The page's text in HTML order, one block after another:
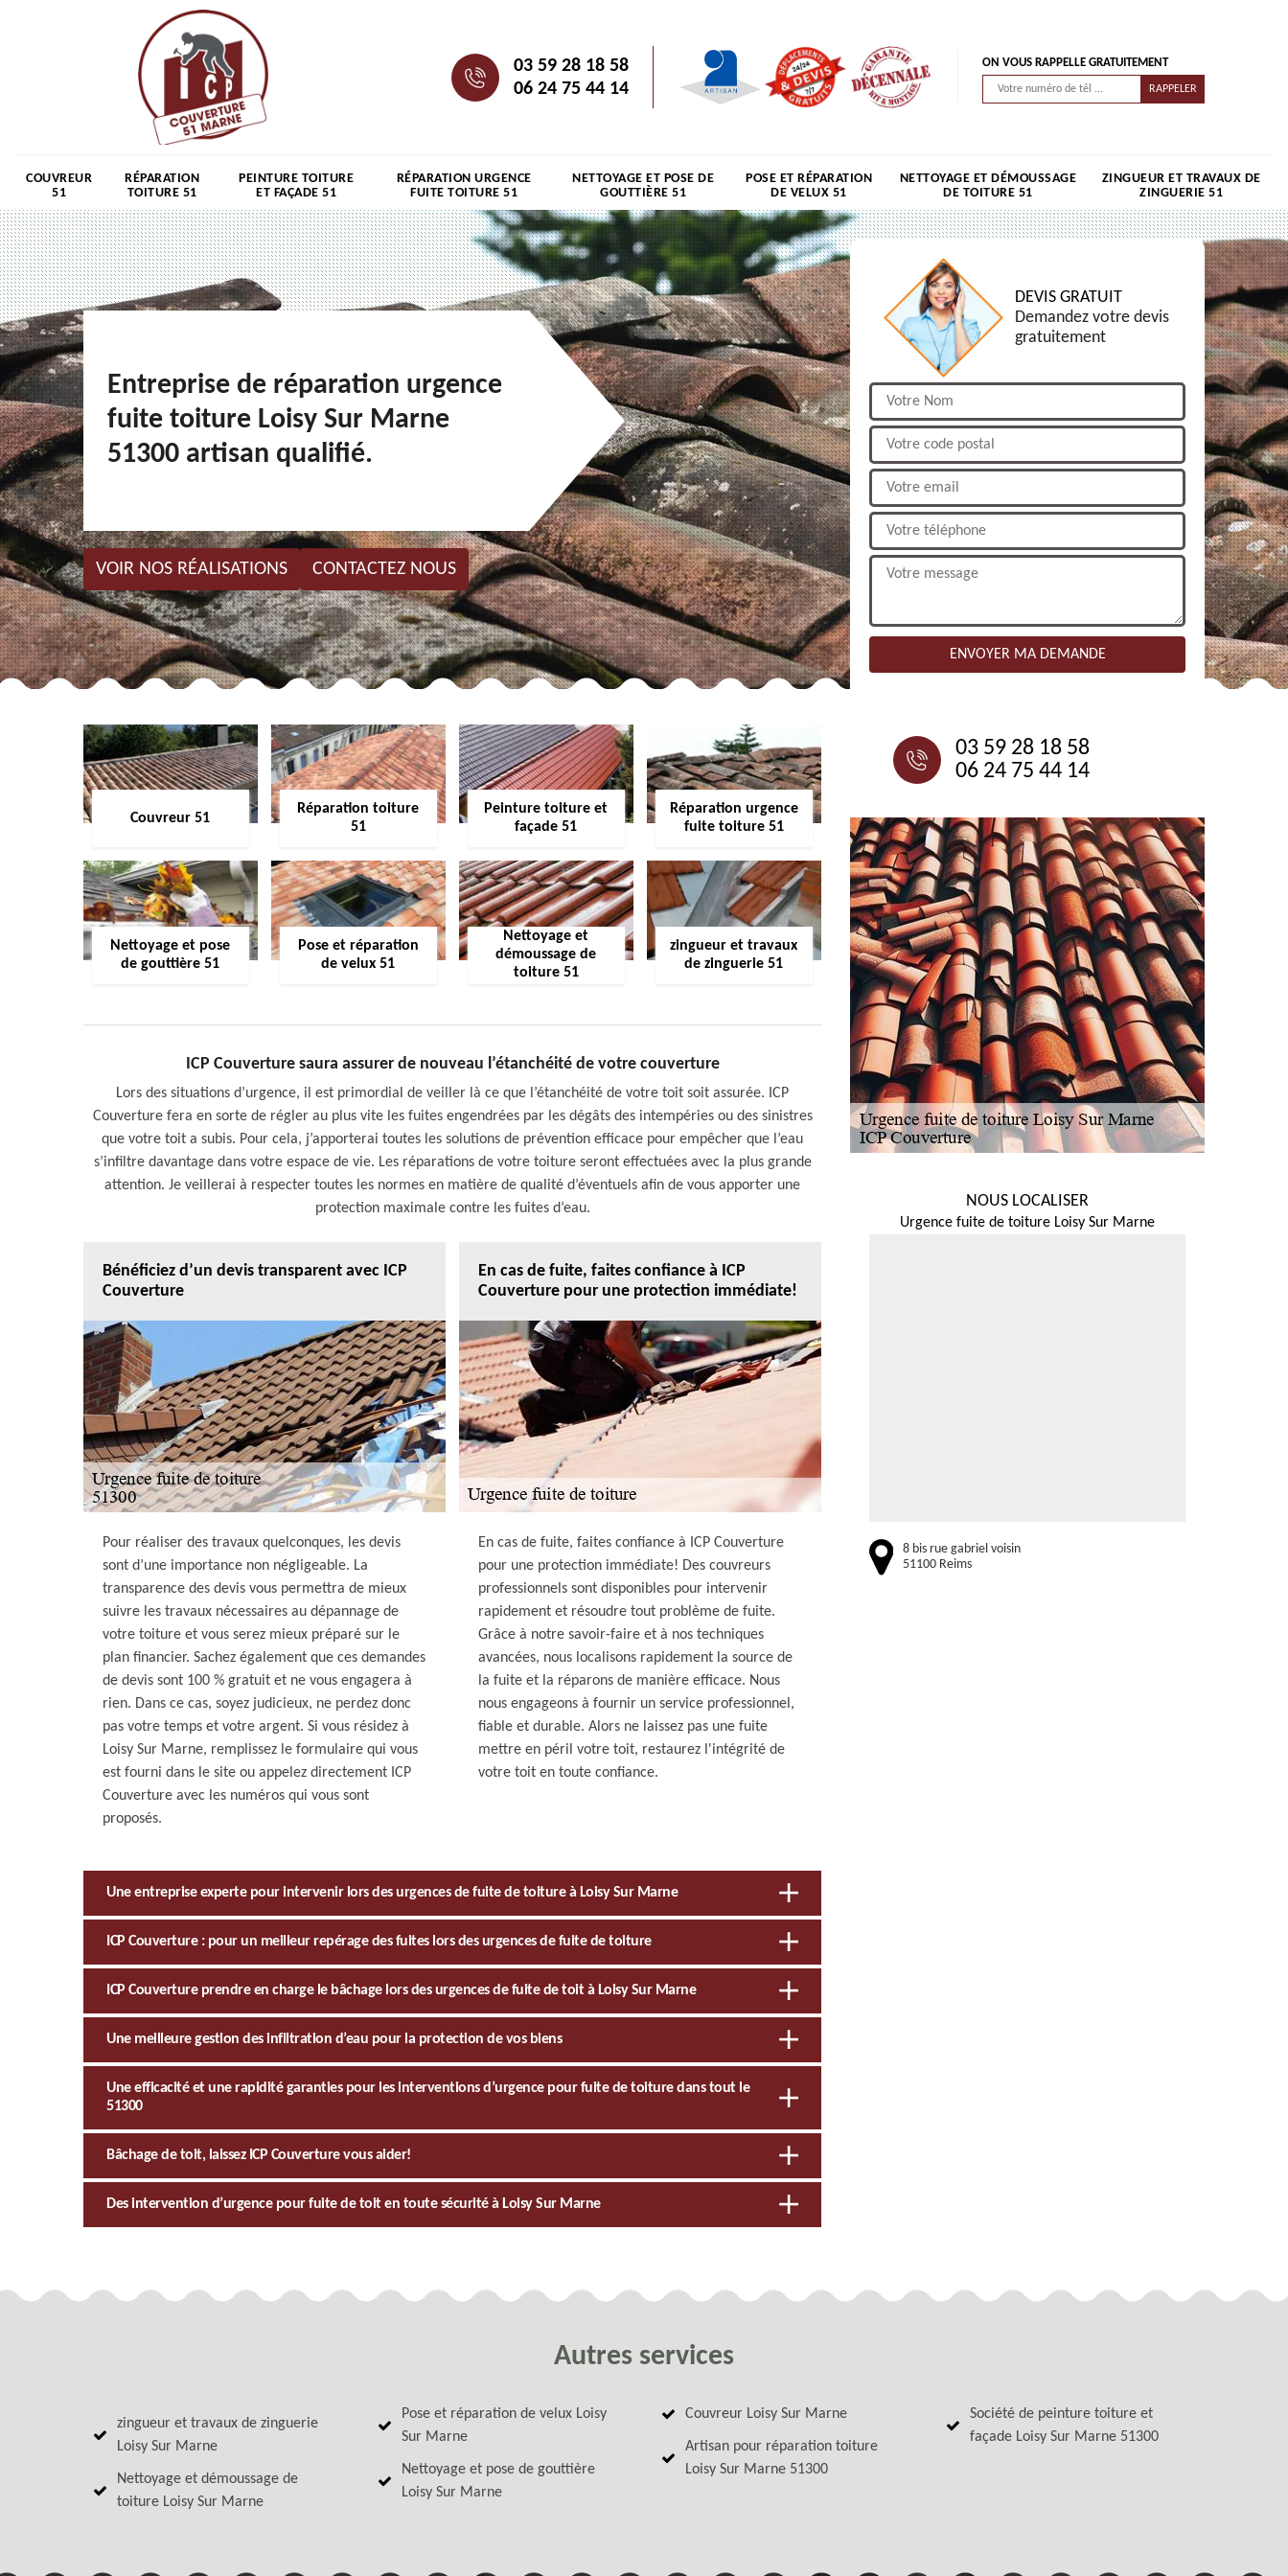
03 59 28 18 58
06 24 75 44 14
ON VOUS RAPPELLE GRATUITEMENT
COUVREUR
51
RÉPARATION
TOITURE 51
PEINTURE TOITURE
ET FAÇADE 51
RÉPARATION URGENCE
FUITE TOITURE 51
NETTOYAGE ET POSE DE
GOUTTIÈRE 51
POSE ET RÉPARATION
DE VELUX 51
NETTOYAGE ET DÉMOUSSAGE
DE TOITURE 51
ZINGUEUR ET TRAVAUX DE
ZINGUERIE 51
Entreprise de réparation urgence
fuite toiture Loisy Sur Marne
51300 artisan qualifié.
VOIR NOS RÉALISATIONS CONTACTEZ NOUS
Couvreur 51
Réparation toiture
51
Peinture toiture et
façade 51
Réparation urgence
fuite toiture 51
Nettoyage et pose
de gouttière 51
Pose et réparation
de velux 51
Nettoyage et
démoussage de
toiture 51
zingueur et travaux
de zinguerie 51
ICP Couverture saura assurer de nouveau l’étanchéité de votre couverture
Lors des situations d’urgence, il est primordial de veiller là ce que l’étanchéité de votre toit soit assurée. ICP
Couverture fera en sorte de régler au plus vite les fuites engendrées par les dégâts des intempéries ou des sinistres
que votre toit a subis. Pour cela, j’apporterai toutes les solutions de prévention efficace pour empêcher que l’eau
s’infiltre davantage dans votre espace de vie. Les réparations de votre toiture seront effectuées avec la plus grande
attention. Je veillerai à respecter toutes les normes en matière de qualité d’éventuels afin de vous apporter une
protection maximale contre les fuites d’eau.
Bénéficiez d’un devis transparent avec ICP
Couverture
Pour réaliser des travaux quelconques, les devis
sont d’une importance non négligeable. La
transparence des devis vous permettra de mieux
suivre les travaux nécessaires au dépannage de
votre toiture et vous serez mieux préparé sur le
plan financier. Sachez également que ces demandes
de devis sont 100 % gratuit et ne vous engagera à
rien. Dans ce cas, soyez judicieux, ne perdez donc
pas votre temps et votre argent. Si vous résidez à
Loisy Sur Marne, remplissez le formulaire qui vous
est fourni dans le site ou appelez directement ICP
Couverture avec les numéros qui vous sont
proposés.
En cas de fuite, faites confiance à ICP
Couverture pour une protection immédiate!
En cas de fuite, faites confiance à ICP Couverture
pour une protection immédiate! Des couvreurs
professionnels sont disponibles pour intervenir
rapidement et résoudre tout problème de fuite.
Grâce à notre savoir-faire et à nos techniques
avancées, nous localisons rapidement la source de
la fuite et la réparons de manière efficace. Nous
nous engageons à fournir un service professionnel,
fiable et durable. Alors ne laissez pas une fuite
mettre en péril votre toit, restaurez l'intégrité de
votre toit en toute confiance.
Une entreprise experte pour intervenir lors des urgences de fuite de toiture à Loisy Sur Marne
ICP Couverture : pour un meilleur repérage des fuites lors des urgences de fuite de toiture
ICP Couverture prendre en charge le bâchage lors des urgences de fuite de toit à Loisy Sur Marne
Une meilleure gestion des infiltration d’eau pour la protection de vos biens
Une efficacité et une rapidité garanties pour les interventions d’urgence pour fuite de toiture dans tout le
51300
Bâchage de toit, laissez ICP Couverture vous aider!
Des intervention d’urgence pour fuite de toit en toute sécurité à Loisy Sur Marne
DEVIS GRATUIT
Demandez votre devis
gratuitement
03 59 28 18 58
06 24 75 44 14
NOUS LOCALISER
Urgence fuite de toiture Loisy Sur Marne
8 bis rue gabriel voisin
51100 Reims
Autres services
zingueur et travaux de zinguerie
Loisy Sur Marne
Nettoyage et démoussage de
toiture Loisy Sur Marne
Pose et réparation de velux Loisy
Sur Marne
Nettoyage et pose de gouttière
Loisy Sur Marne
Couvreur Loisy Sur Marne
Artisan pour réparation toiture
Loisy Sur Marne 51300
Société de peinture toiture et
façade Loisy Sur Marne 51300